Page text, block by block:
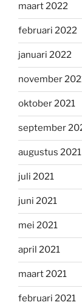
maart 2022
februari 2022
januari 2022
november
oktober 2021
september
augustus 2021
juli 2021
juni 2021
mei 2021
april 2021
maart 2021
februari 2021